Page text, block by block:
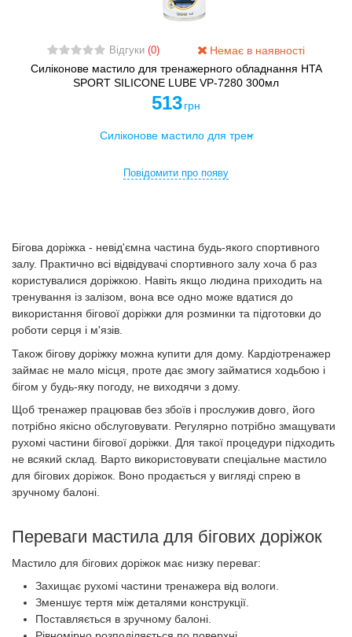
Відгуки(0)
Немає в наявності
Силіконове мастило для тренажерного обладнання HTA
SPORT SILICONE LUBE VP-7280 300мл
513 грн
Повідомити про появу
Бігова доріжка - невід'ємна частина будь-якого спортивного
залу. Практично всі відвідувачі спортивного залу хоча б раз
користувалися доріжкою. Навіть якщо людина приходить на
тренування із залізом, вона все одно може вдатися до
використання бігової доріжки для розминки та підготовки до
роботи серця і м'язів.
Також бігову доріжку можна купити для дому. Кардіотренажер
займає не мало місця, проте дає змогу займатися ходьбою і
бігом у будь-яку погоду, не виходячи з дому.
Щоб тренажер працював без збоїв і прослужив довго, його
потрібно якісно обслуговувати. Регулярно потрібно змащувати
рухомі частини бігової доріжки. Для такої процедури підходить
не всякий склад. Варто використовувати спеціальне мастило
для бігових доріжок. Воно продається у вигляді спрею в
зручному балоні.
Переваги мастила для бігових доріжок
Мастило для бігових доріжок має низку переваг:
Захищає рухомі частини тренажера від вологи.
Зменшує тертя між деталями конструкції.
Поставляється в зручному балоні.